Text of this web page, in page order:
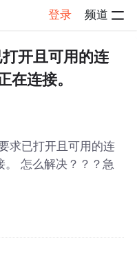
登录 频道
开且可用的连
在连接。
求已打开且可用的连
。 怎么解决？？？急